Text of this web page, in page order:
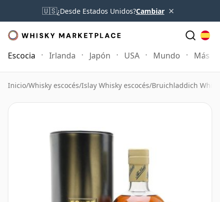
🇺🇸¿Desde Estados Unidos?Cambiar ×
Escocia Irlanda Japón USA Mundo Más
Inicio/Whisky escocés/Islay Whisky escocés/Bruichladdich